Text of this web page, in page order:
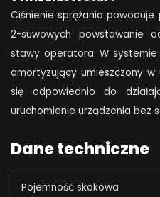
Ciśnienie sprężania
2-suwowych powstawanie
stawy operatora. W
amortyzujący umieszczony w
się odpowiednio do
uruchomienie urządzenia bez
Dane techniczne
Pojemność skokowa